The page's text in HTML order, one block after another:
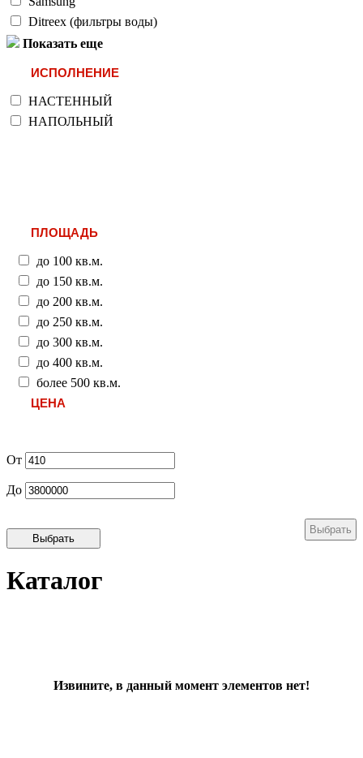
Ditreex (фильтры воды)
Показать еще
ИСПОЛНЕНИЕ
НАСТЕННЫЙ
НАПОЛЬНЫЙ
ПЛОЩАДЬ
до 100 кв.м.
до 150 кв.м.
до 200 кв.м.
до 250 кв.м.
до 300 кв.м.
до 400 кв.м.
более 500 кв.м.
ЦЕНА
От
До
Каталог
Извините, в данный момент элементов нет!